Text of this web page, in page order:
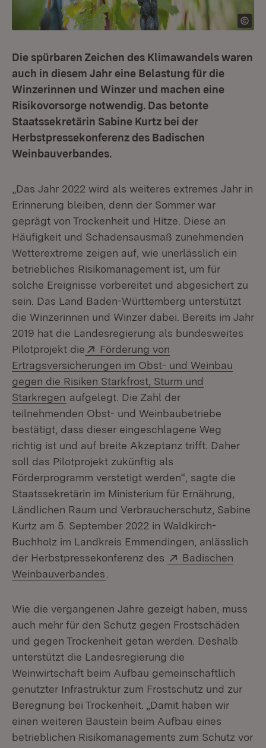
Die spürbaren Zeichen des Klimawandels waren
auch in diesem Jahr eine Belastung für die
Winzerinnen und Winzer und machen eine
Risikovorsorge notwendig. Das betonte
Staatssekretärin Sabine Kurtz bei der
Herbstpressekonferenz des Badischen
Weinbauverbandes.
„Das Jahr 2022 wird als weiteres extremes Jahr in
Erinnerung bleiben, denn der Sommer war
geprägt von Trockenheit und Hitze. Diese an
Häufigkeit und Schadensausmaß zunehmenden
Wetterextreme zeigen auf, wie unerlässlich ein
betriebliches Risikomanagement ist, um für
solche Ereignisse vorbereitet und abgesichert zu
sein. Das Land Baden-Württemberg unterstützt
die Winzerinnen und Winzer dabei. Bereits im Jahr
2019 hat die Landesregierung als bundesweites
Pilotprojekt die
Extern:
Förderung von
Ertragsversicherungen im Obst- und Weinbau
gegen die Risiken Starkfrost, Sturm und
Starkregen (Öffnet in neuem Fenster)
aufgelegt. Die Zahl der
teilnehmenden Obst- und Weinbaubetriebe
bestätigt, dass dieser eingeschlagene Weg
richtig ist und auf breite Akzeptanz trifft. Daher
soll das Pilotprojekt zukünftig als
Förderprogramm verstetigt werden“, sagte die
Staatssekretärin im Ministerium für Ernährung,
Ländlichen Raum und Verbraucherschutz, Sabine
Kurtz am 5. September 2022 in Waldkirch-
Buchholz im Landkreis Emmendingen, anlässlich
der Herbstpressekonferenz des
Extern:
Badischen
Weinbauverbandes
Wie die vergangenen Jahre gezeigt haben, muss
auch mehr für den Schutz gegen Frostschäden
und gegen Trockenheit getan werden. Deshalb
unterstützt die Landesregierung die
Weinwirtschaft beim Aufbau gemeinschaftlich
genutzter Infrastruktur zum Frostschutz und zur
Beregnung bei Trockenheit. „Damit haben wir
einen weiteren Baustein beim Aufbau eines
betrieblichen Risikomanagements zum Schutz vor